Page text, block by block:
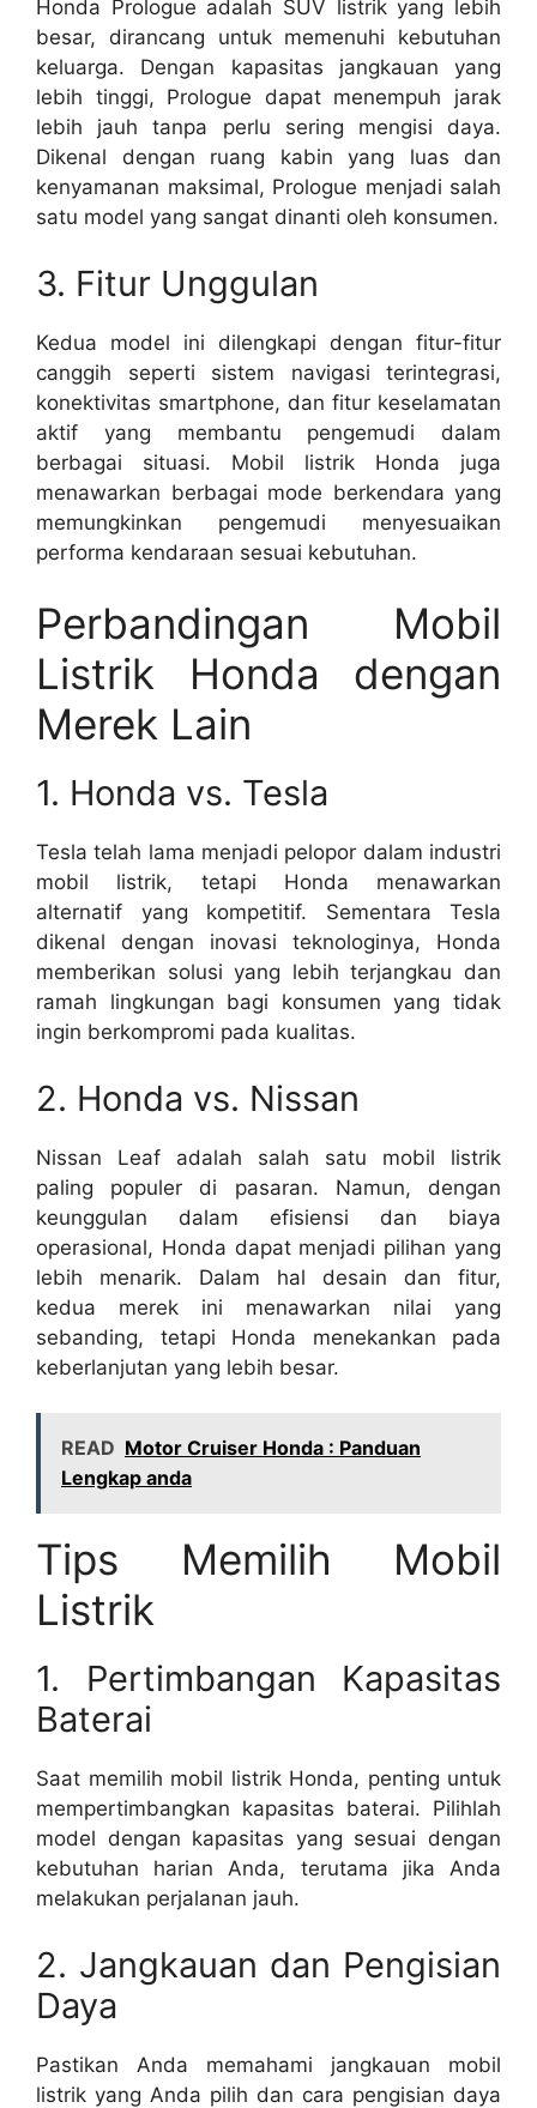
Honda Prologue adalah SUV listrik yang lebih
besar, dirancang untuk memenuhi kebutuhan
keluarga. Dengan kapasitas jangkauan yang
lebih tinggi, Prologue dapat menempuh jarak
lebih jauh tanpa perlu sering mengisi daya.
Dikenal dengan ruang kabin yang luas dan
kenyamanan maksimal, Prologue menjadi salah
satu model yang sangat dinanti oleh konsumen.
3. Fitur Unggulan
Kedua model ini dilengkapi dengan fitur-fitur
canggih seperti sistem navigasi terintegrasi,
konektivitas smartphone, dan fitur keselamatan
aktif yang membantu pengemudi dalam
berbagai situasi. Mobil listrik Honda juga
menawarkan berbagai mode berkendara yang
memungkinkan pengemudi menyesuaikan
performa kendaraan sesuai kebutuhan.
Perbandingan Mobil
Listrik Honda dengan
Merek Lain
1. Honda vs. Tesla
Tesla telah lama menjadi pelopor dalam industri
mobil listrik, tetapi Honda menawarkan
alternatif yang kompetitif. Sementara Tesla
dikenal dengan inovasi teknologinya, Honda
memberikan solusi yang lebih terjangkau dan
ramah lingkungan bagi konsumen yang tidak
ingin berkompromi pada kualitas.
2. Honda vs. Nissan
Nissan Leaf adalah salah satu mobil listrik
paling populer di pasaran. Namun, dengan
keunggulan dalam efisiensi dan biaya
operasional, Honda dapat menjadi pilihan yang
lebih menarik. Dalam hal desain dan fitur,
kedua merek ini menawarkan nilai yang
sebanding, tetapi Honda menekankan pada
keberlanjutan yang lebih besar.
READ Motor Cruiser Honda : Panduan
Lengkap anda
Tips Memilih Mobil
Listrik
1. Pertimbangan Kapasitas
Baterai
Saat memilih mobil listrik Honda, penting untuk
mempertimbangkan kapasitas baterai. Pilihlah
model dengan kapasitas yang sesuai dengan
kebutuhan harian Anda, terutama jika Anda
melakukan perjalanan jauh.
2. Jangkauan dan Pengisian
Daya
Pastikan Anda memahami jangkauan mobil
listrik yang Anda pilih dan cara pengisian daya